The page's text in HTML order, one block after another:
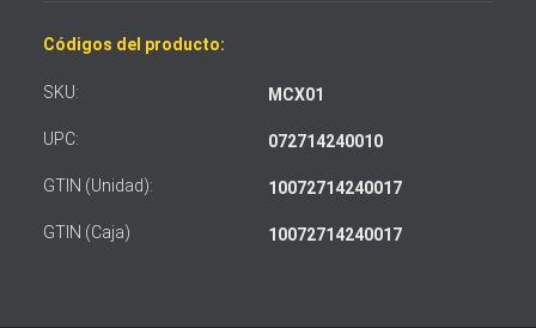
Códigos del producto:
SKU: MCX01
UPC: 072714240010
GTIN (Unidad): 10072714240017
GTIN (Caja) 10072714240017